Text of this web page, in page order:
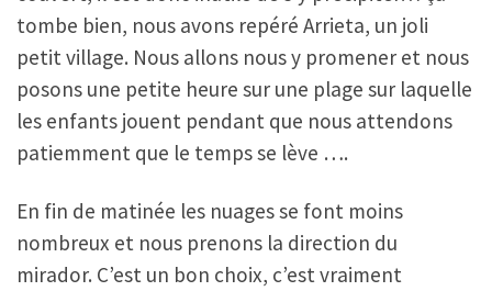
tombe bien, nous avons repéré Arrieta, un joli
petit village. Nous allons nous y promener et nous
posons une petite heure sur une plage sur laquelle
les enfants jouent pendant que nous attendons
patiemment que le temps se lève ….
En fin de matinée les nuages se font moins
nombreux et nous prenons la direction du
mirador. C’est un bon choix, c’est vraiment